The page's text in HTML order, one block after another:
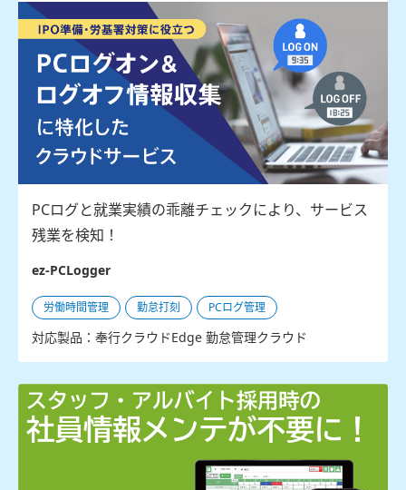
PCログと就業実績の乖離チェックにより、サービス
残業を検知！
ez-PCLogger
労働時間管理 勤怠打刻 PCログ管理
対応製品：奉行クラウドEdge 勤怠管理クラウド